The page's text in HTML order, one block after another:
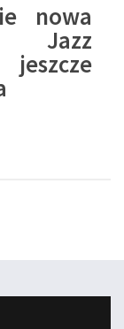
nowa
Jazz